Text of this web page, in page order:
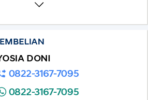
serta Terima Tukar Tambah Segala
DONI
0822-3167-7095
0822-3167-7095